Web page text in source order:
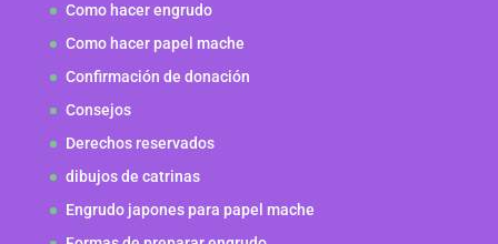
Como hacer engrudo
Como hacer papel mache
Confirmación de donación
Consejos
Derechos reservados
dibujos de catrinas
Engrudo japones para papel mache